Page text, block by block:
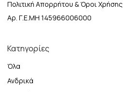
Πολιτική Απορρήτου & Όροι Χρήσης
Αρ. Γ.Ε.ΜΗ 145966006000
Κατηγορίες
Όλα
Ανδρικά